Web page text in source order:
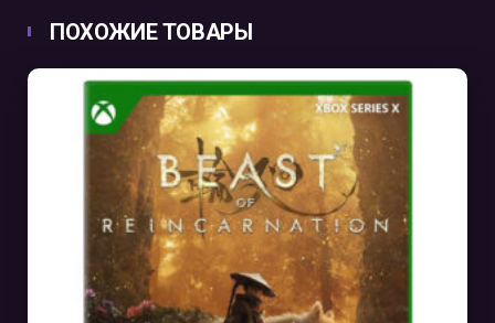
ПОХОЖИЕ ТОВАРЫ
В КОРЗИНУ